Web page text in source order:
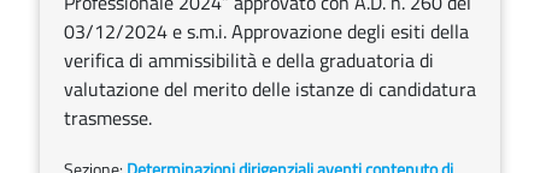
03/12/2024 e s.m.i. Approvazione degli esiti della
verifica di ammissibilità e della graduatoria di
valutazione del merito delle istanze di candidatura
trasmesse.